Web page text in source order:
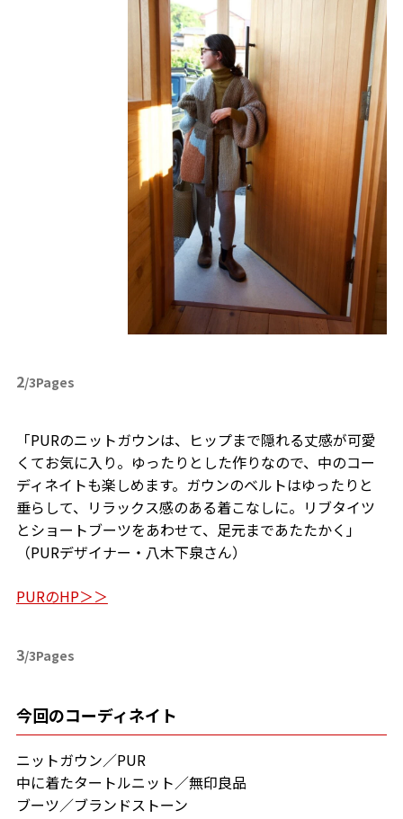
2/3Pages
「PURのニットガウンは、ヒップまで隠れる丈感が可愛
くてお気に入り。ゆったりとした作りなので、中のコー
ディネイトも楽しめます。ガウンのベルトはゆったりと
垂らして、リラックス感のある着こなしに。リブタイツ
とショートブーツをあわせて、足元まであたたかく」
（PURデザイナー・八木下泉さん）
PURのHP＞＞
3/3Pages
今回のコーディネイト
ニットガウン／PUR
中に着たタートルニット／無印良品
ブーツ／ブランドストーン